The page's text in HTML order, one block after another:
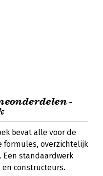
-
bevat alle voor de
formules, overzichtelijk
Een standaardwerk
constructeurs.